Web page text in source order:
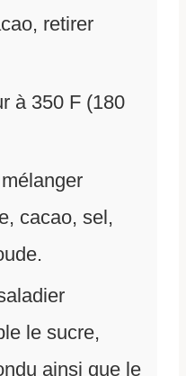
retirer
à 350 F (180
cacao, sel,
le sucre,
ainsi que le